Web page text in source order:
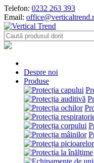
Telefon: 0232 263 393
Email:
Despre noi
Produse